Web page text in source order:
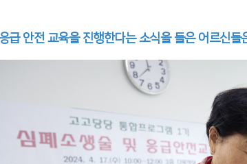
급 안전 교육을 진행한다는 소식을 들은 어르신들